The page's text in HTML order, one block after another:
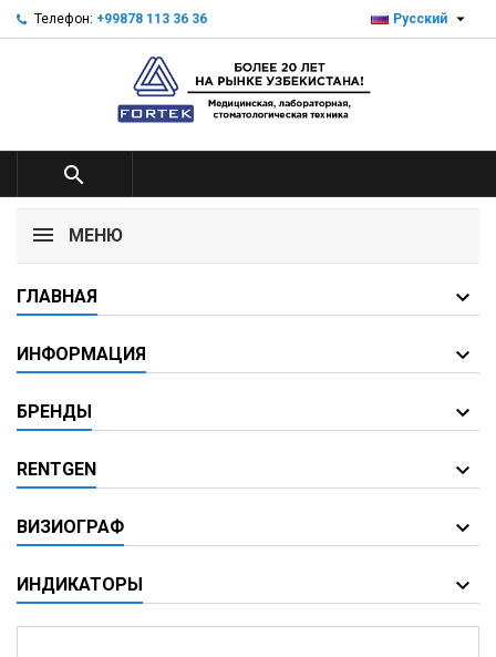
Телефон: +99878 113 36 36 Русский 

МЕНЮ
ГЛАВНАЯ
ИНФОРМАЦИЯ
БРЕНДЫ
RENTGEN
ВИЗИОГРАФ
ИНДИКАТОРЫ